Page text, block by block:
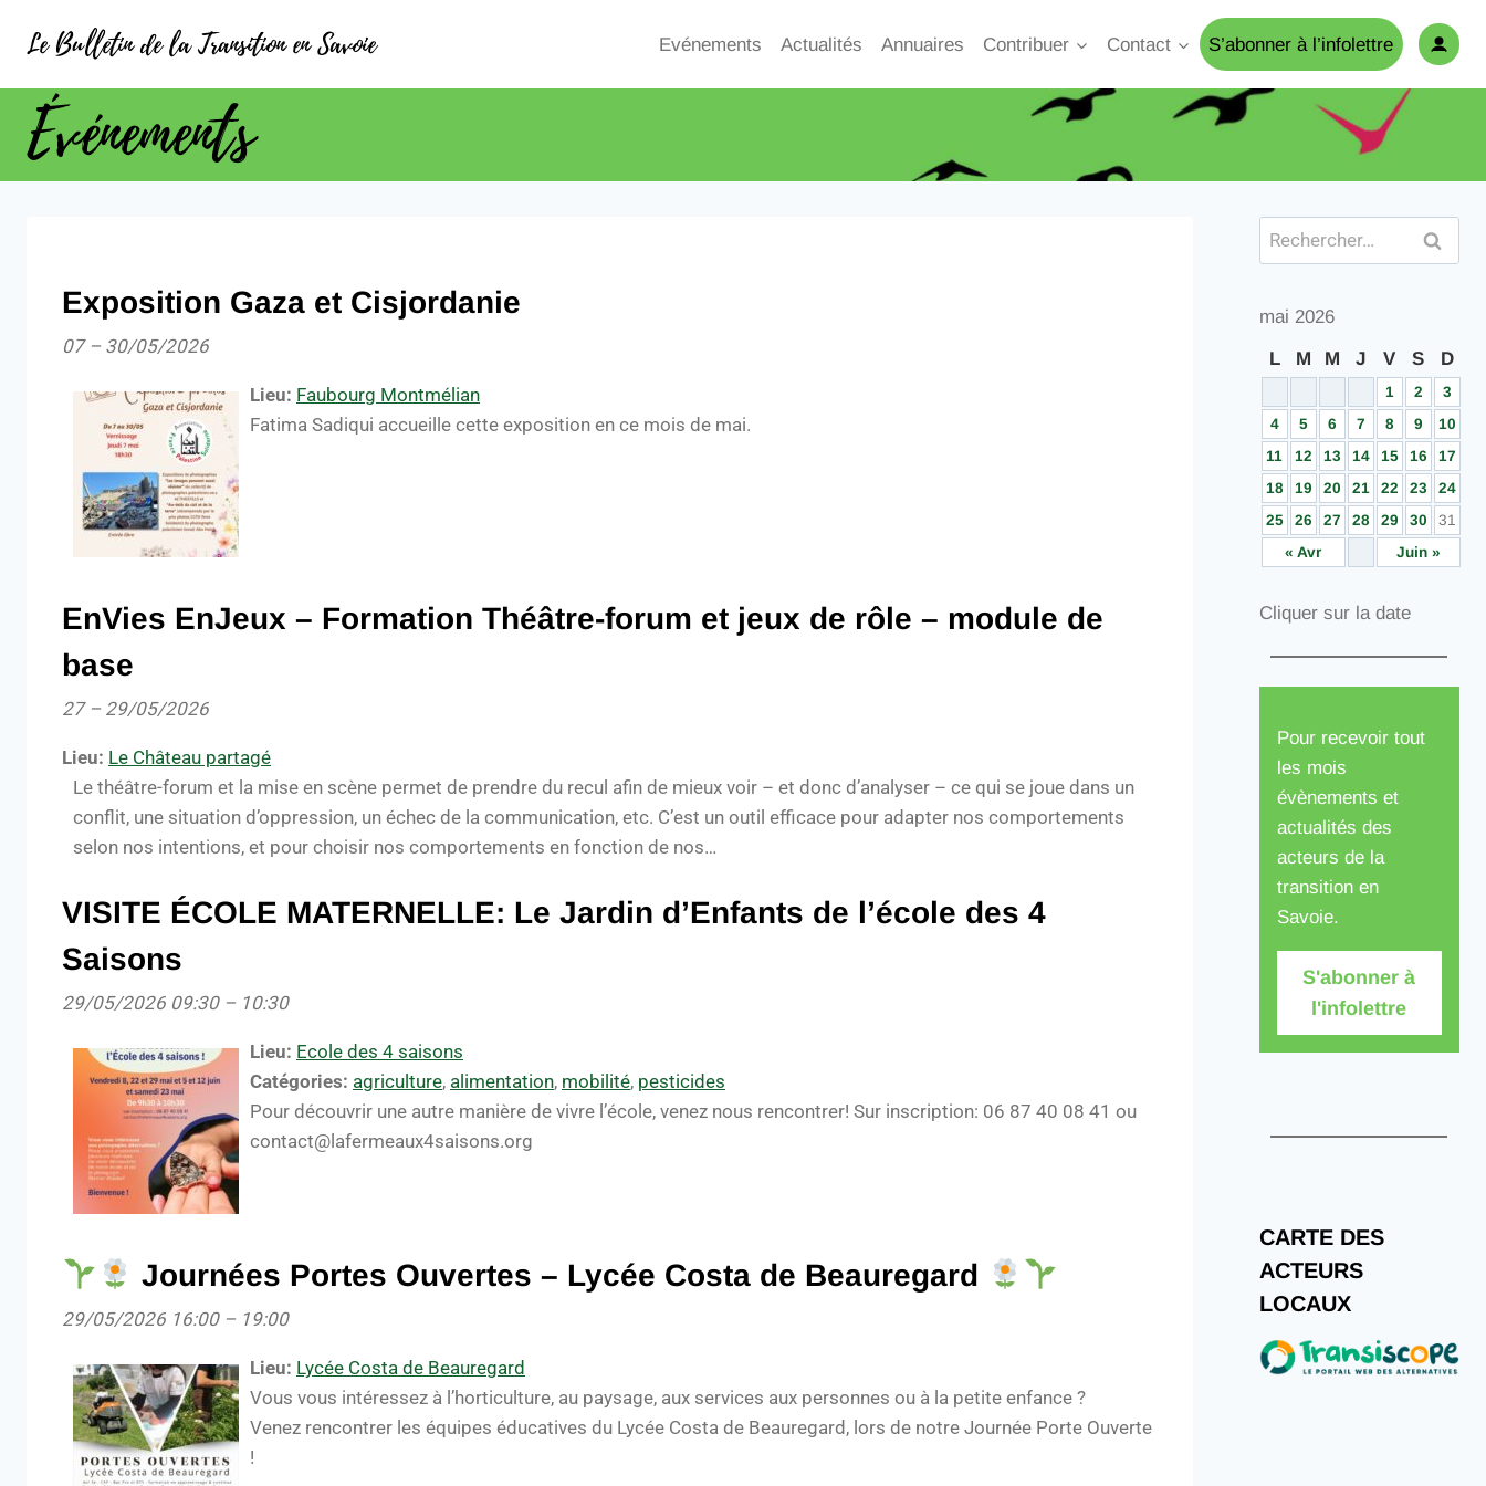
Le Bulletin de la Transition en Savoie Evénements Actualités Annuaires Contribuer Contact S’abonner à l’infolettre
Événements
Exposition Gaza et Cisjordanie
07– 30/05/2026
Lieu: Faubourg Montmélian
Fatima Sadiqui accueille cette exposition en ce mois de mai.
EnVies EnJeux – Formation Théâtre-forum et jeux de rôle – module de
base
27– 29/05/2026
Lieu: Le Château partagé
Le théâtre-forum et la mise en scène permet de prendre du recul afin de mieux voir – et donc d’analyser – ce qui se joue dans un
conflit, une situation d’oppression, un échec de la communication, etc. C’est un outil efficace pour adapter nos comportements
selon nos intentions, et pour choisir nos comportements en fonction de nos…
VISITE ÉCOLE MATERNELLE: Le Jardin d’Enfants de l’école des 4
Saisons
29/05/2026 09:30– 10:30
Lieu: Ecole des 4 saisons
Catégories: agriculture, alimentation, mobilité, pesticides
Pour découvrir une autre manière de vivre l’école, venez nous rencontrer! Sur inscription: 06 87 40 08 41 ou
contact@lafermeaux4saisons.org
Journées Portes Ouvertes – Lycée Costa de Beauregard
29/05/2026 16:00– 19:00
Lieu: Lycée Costa de Beauregard
Vous vous intéressez à l’horticulture, au paysage, aux services aux personnes ou à la petite enfance ?
Venez rencontrer les équipes éducatives du Lycée Costa de Beauregard, lors de notre Journée Porte Ouverte
!
mai 2026
L M M J V S D
1 2
3
4
5 6 7 8 9
10
11
12 13 14 15 16
17
18
19 20 21 22 23
24
25
26 27 28 29 30
31
« Avr
Juin »
Cliquer sur la date
Pour recevoir tout
les mois
évènements et
actualités des
acteurs de la
transition en
Savoie.
S'abonner à
l'infolettre
CARTE DES
ACTEURS
LOCAUX